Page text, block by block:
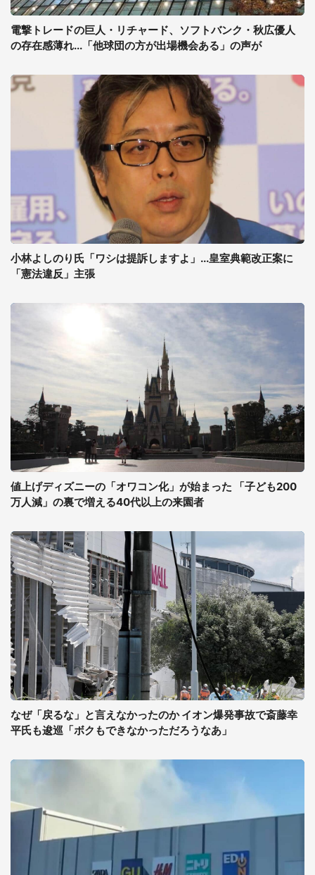
電撃トレードの巨人・リチャード、ソフトバンク・秋広優人
の存在感薄れ...「他球団の方が出場機会ある」の声が
小林よしのり氏「ワシは提訴しますよ」...皇室典範改正案に
「憲法違反」主張
値上げディズニーの「オワコン化」が始まった 「子ども200
万人減」の裏で増える40代以上の来園者
なぜ「戻るな」と言えなかったのか イオン爆発事故で斎藤幸
平氏も逡巡「ボクもできなかっただろうなあ」